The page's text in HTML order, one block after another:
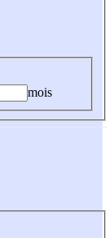
mois